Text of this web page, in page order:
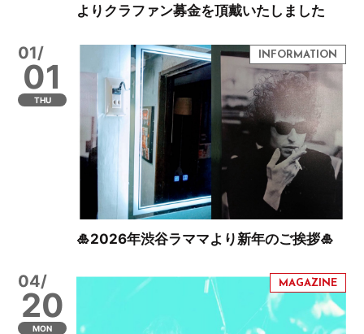
よりクラファン募金を頂戴いたしました
01/
01
THU
🎍2026年渋谷ラママより新年のご挨拶🎍
04/
20
MON